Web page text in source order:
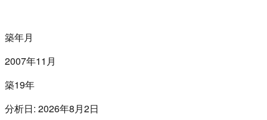
築年月
2007年11月
築19年
分析日: 2026年8月2日